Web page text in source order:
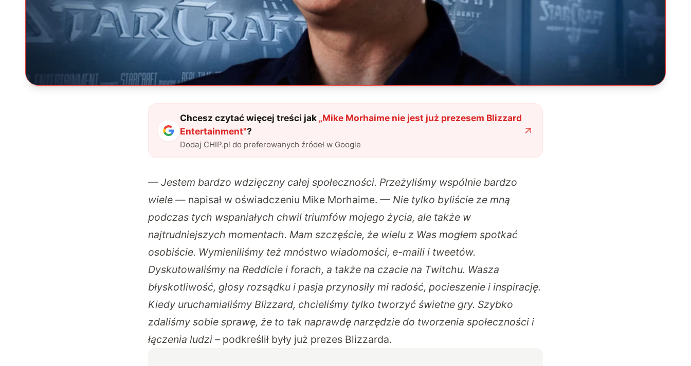
Chcesz czytać więcej treści jak „Mike Morhaime nie jest już prezesem Blizzard
Entertainment"?
Dodaj CHIP.pl do preferowanych źródeł w Google
— Jestem bardzo wdzięczny całej społeczności. Przeżyliśmy wspólnie bardzo
wiele — napisał w oświadczeniu Mike Morhaime. — Nie tylko byliście ze mną
podczas tych wspaniałych chwil triumfów mojego życia, ale także w
najtrudniejszych momentach. Mam szczęście, że wielu z Was mogłem spotkać
osobiście. Wymieniliśmy też mnóstwo wiadomości, e-maili i tweetów.
Dyskutowaliśmy na Reddicie i forach, a także na czacie na Twitchu. Wasza
błyskotliwość, głosy rozsądku i pasja przynosiły mi radość, pocieszenie i inspirację.
Kiedy uruchamialiśmy Blizzard, chcieliśmy tylko tworzyć świetne gry. Szybko
zdaliśmy sobie sprawę, że to tak naprawdę narzędzie do tworzenia społeczności i
łączenia ludzi – podkreślił były już prezes Blizzarda.